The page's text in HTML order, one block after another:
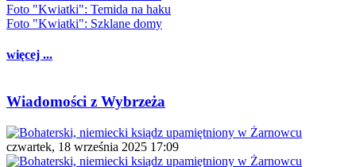
Foto "Kwiatki": Temida na haku
Foto "Kwiatki": Szklane domy
więcej ...
Wiadomości z Wybrzeża
czwartek, 18 września 2025 17:09